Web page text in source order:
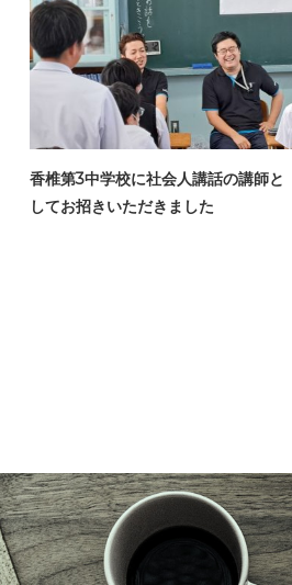
香椎第3中学校に社会人講話の講師と
してお招きいただきました